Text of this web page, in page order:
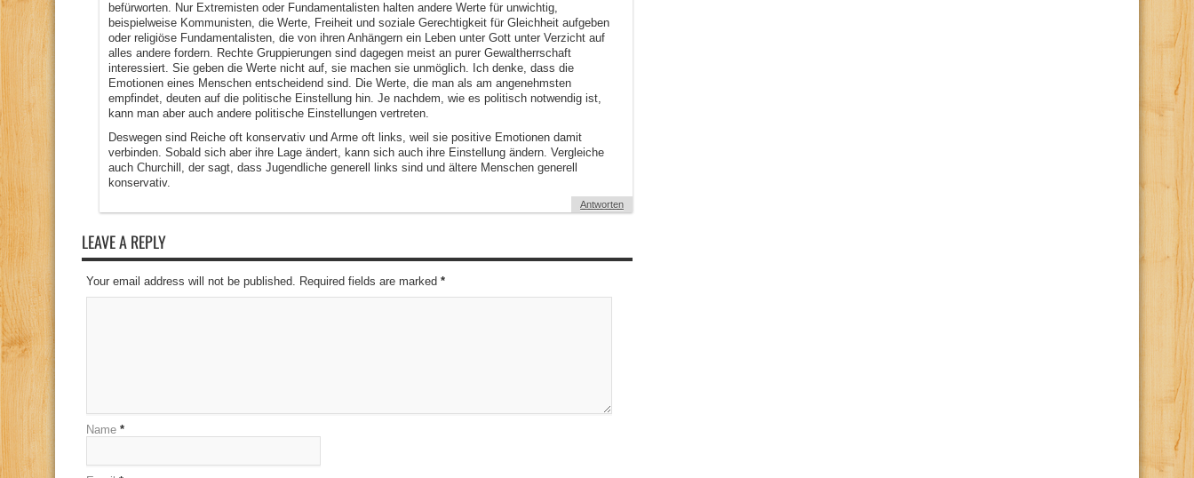
befürworten. Nur Extremisten oder Fundamentalisten halten andere Werte für unwichtig,
beispielweise Kommunisten, die Werte, Freiheit und soziale Gerechtigkeit für Gleichheit aufgeben
oder religiöse Fundamentalisten, die von ihren Anhängern ein Leben unter Gott unter Verzicht auf
alles andere fordern. Rechte Gruppierungen sind dagegen meist an purer Gewaltherrschaft
interessiert. Sie geben die Werte nicht auf, sie machen sie unmöglich. Ich denke, dass die
Emotionen eines Menschen entscheidend sind. Die Werte, die man als am angenehmsten
empfindet, deuten auf die politische Einstellung hin. Je nachdem, wie es politisch notwendig ist,
kann man aber auch andere politische Einstellungen vertreten.
Deswegen sind Reiche oft konservativ und Arme oft links, weil sie positive Emotionen damit
verbinden. Sobald sich aber ihre Lage ändert, kann sich auch ihre Einstellung ändern. Vergleiche
auch Churchill, der sagt, dass Jugendliche generell links sind und ältere Menschen generell
konservativ.
Antworten
LEAVE A REPLY
Your email address will not be published. Required fields are marked *
Name *